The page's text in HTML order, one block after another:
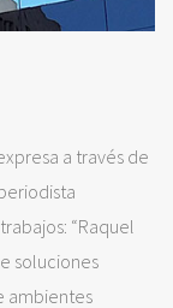
a través de
“Raquel
soluciones
ambientes